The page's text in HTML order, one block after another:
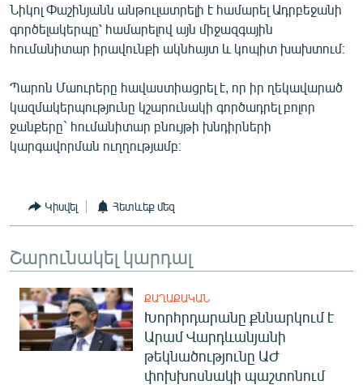
«Ազատության» բոլոր կայքերը
Նիկոլ Փաշինյանն անթուլատրելի է համարել Ադրբեջանի
գործելակերպը՝ համարելով այն միջազգային
հումանիտար իրավունքի ակնհայտ և կոպիտ խախտում։
Պարոն Մաուրերը հավաստիացրել է, որ իր ղեկավարած
կազմակերպությունը կշարունակի գործադրել բոլոր
ջանքերը` հումանիտար բնույթի խնդիրների
կարգավորման ուղղությամբ։
Կիսվել Հետևեք մեզ
Շարունակել կարդալ
ՔԱՂԱՔԱԿԱՆ
Խորհրդարանը քննարկում է
Արամ Վարդևանյանի
թեկնածությունը ԱԺ
փոխխոսնակի պաշտոնում